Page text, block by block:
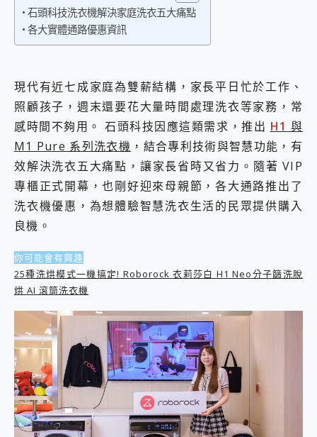
超好用的 PLAUD NotePin AI 智慧錄音膠囊~ 您的AI 秘書已上線 每月免費送你 300分鐘轉寫
您的專屬AI 助手 Yoga Slim 7 Aura Edition 觸控AI筆電 開箱 評測
realme 14 Pro 超硬軍規、冰感變色實測，realme 14 5G 遊戲戰鬥值爆表，效能x娛樂全都要！
動靜皆宜「HUAWEI FreeArc」開放式耳掛耳機，無感配戴! 超穩超服貼，音質、通話也很優質
好玩好拍 vivo V50 ~ 口袋裡的 Zeiss 潮流攝影棚!
25種洗烘模式一機搞定! Roborock 衣莉莎白 H1 Neo分子篩洗脫烘 AI 滾筒洗衣機
給 MSI Claw 系列電競掌機 最完美的家 MSI Nest Docking Station 掌機專屬擴充底座 開箱 評測
B&O 精品級音響! Home+ 中嘉寬頻 SoundBox 劇院串流盒 開箱 評測
2億 APO蔡司長焦神機降臨~ vivo X200 Pro、vivo X200 就是這麼好拍
小體積 40000mAh 超大容量 一次充5個設備 充好充滿 CUKTECH 酷態科 300W 微型充電站 開箱 評測
全新 SONY Xperia 1 VI 開箱! 相機實測! 長焦覆蓋更遠更清晰、2日長續航、頂尖影音娛樂效能~
Xiaomi 14 Ultra 開箱 評測~ 有深度的 Leica 影像旗艦手機! 加碼小旗艦 Xiaomi 14 開箱 評測
MSI Claw 掌機專屬配件包 來囉 完美保護 MSI Claw A1M-026TW 電競掌機
人像旗艦 vivo V30 系列 開箱 評測! 首搭蔡司光學鏡頭、攝影棚級柔光環、拍攝功能最好玩的美拍神機 vivo V30 Pro
多個願望一次滿足 超強散熱 微星 MSI Claw A1M-026TW 電競掌機 開箱 評測
一吸完美對位 擁有超強吸力與超好用的隱磁支架 O-ONE MAG 最會吸的行動電源 開箱 評測
Motorola edge 70 pro 及 moto g37 power上市，登錄在送飛利浦氣炸鍋
石頭科技洗衣機解決家庭洗衣五大痛點
各大實體通路優惠資訊
現代有近七成家庭為雙薪結構，家長平日忙於工作、
照顧孩子，週末還要花大量時間處理洗衣等家務，常
感時間不夠用。 石頭科技因應這類需求，推出 H1 與
M1 Pure 系列洗衣機 ，結合專利技術與智慧功能，有
效解決洗衣五大痛點，讓家長省時又省力。隨著 VIP
專櫃正式開幕，也剛好迎來母親節，各大通路推出了
洗衣機優惠，為想體驗智慧洗衣生活的民眾提供購入
良機。
你可能會有興趣
25種洗烘模式一機搞定! Roborock 衣莉莎白 H1 Neo分子篩洗脫
烘 AI 滾筒洗衣機